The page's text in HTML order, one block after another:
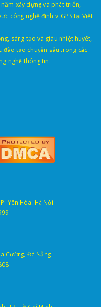
xây dựng và phát triển,
công nghệ định vị GPS tại Việt
sáng tạo và giàu nhiệt huyết,
đào tạo chuyên sâu trong các
nghệ thông tin.
Yên Hòa, Hà Nội.
Cường, Đà Nẵng